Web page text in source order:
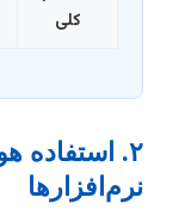
کلی
۲. استفاده
نرم‌افزارها